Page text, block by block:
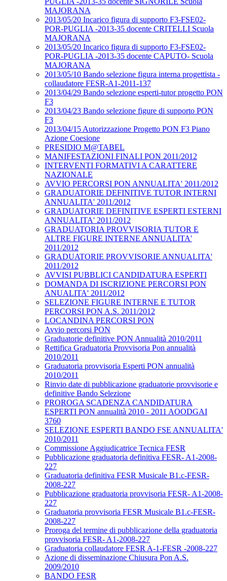
MAJORANA
2013/05/20 Incarico figura di supporto F3-FSE02-
POR-PUGLIA -2013-35 docente CRITELLI Scuola
MAJORANA
2013/05/20 Incarico figura di supporto F3-FSE02-
POR-PUGLIA -2013-35 docente CAPUTO- Scuola
MAJORANA
2013/05/10 Bando selezione figura interna progettista -
collaudatore FESR-A1-2011-137
2013/04/29 Bando selezione esperti-tutor progetto PON
F3
2013/04/23 Bando selezione figure di supporto PON
F3
2013/04/15 Autorizzazione Progetto PON F3 Piano
Azione Coesione
PRESIDIO M@TABEL
MANIFESTAZIONI FINALI PON 2011/2012
INTERVENTI FORMATIVI A CARATTERE
NAZIONALE
AVVIO PERCORSI PON ANNUALITA' 2011/2012
GRADUATORIE DEFINITIVE TUTOR INTERNI
ANNUALITA' 2011/2012
GRADUATORIE DEFINITIVE ESPERTI ESTERNI
ANNUALITA' 2011/2012
GRADUATORIA PROVVISORIA TUTOR E
ALTRE FIGURE INTERNE ANNUALITA'
2011/2012
GRADUATORIE PROVVISORIE ANNUALITA'
2011/2012
AVVISI PUBBLICI CANDIDATURA ESPERTI
DOMANDA DI ISCRIZIONE PERCORSI PON
ANUALITA' 2011/2012
SELEZIONE FIGURE INTERNE E TUTOR
PERCORSI PON A.S. 2011/2012
LOCANDINA PERCORSI PON
Avvio percorsi PON
Graduatorie definitive PON Annualità 2010/2011
Rettifica Graduatoria Provvisoria Pon annualità
2010/2011
Graduatoria provvisoria Esperti PON annualità
2010/2011
Rinvio date di pubblicazione graduatorie provvisorie e
definitive Bando Selezione
PROROGA SCADENZA CANDIDATURA
ESPERTI PON annualità 2010 - 2011 AOODGAI
3760
SELEZIONE ESPERTI BANDO FSE ANNUALITA'
2010/2011
Commissione Aggiudicatrice Tecnica FESR
Pubblicazione graduatoria definitiva FESR- A1-2008-
227
Graduatoria definitiva FESR Musicale B1.c-FESR-
2008-227
Pubblicazione graduatoria provvisoria FESR- A1-2008-
227
Graduatoria provvisoria FESR Musicale B1.c-FESR-
2008-227
Proroga del termine di pubblicazione della graduatoria
provvisoria FESR- A1-2008-227
Graduatoria collaudatore FESR A-1-FESR -2008-227
Azione di disseminazione Chiusura Pon A.S.
2009/2010
BANDO FESR